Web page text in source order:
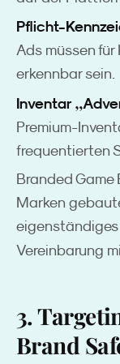
Pflicht-
Ads müssen
erkennbar sein.
Inventar„
Premium-
frequentierten
Branded Game
Marken
eigenständiges
Vereinbarung
3.
Brand